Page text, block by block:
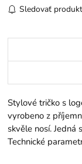
Sledovať produkt
Stylové tričko s
vyrobeno z
skvěle nosí. Jedná
Technické